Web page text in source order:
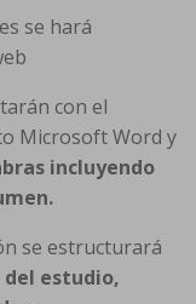
se hará
con el
Microsoft Word y
incluyendo
se estructurará
estudio,